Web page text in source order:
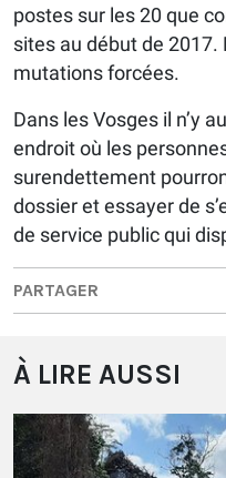
postes sur les 20 que
sites au début de
mutations forcées.
Dans les Vosges il n’y
endroit où les
surendettement
dossier et essayer de
de service public qui
PARTAGER
À LIRE AUSSI